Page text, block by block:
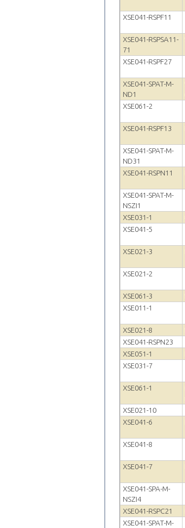
XSE041-RSPF11
XSE041-RSPSA11-
71
XSE041-RSPF27
XSE041-SPAT-M-
ND1
XSE061-2
XSE041-RSPF13
XSE041-SPAT-M-
ND31
XSE041-RSPN11
XSE041-SPAT-M-
NSZI1
XSE031-1
XSE041-5
XSE021-3
XSE021-2
XSE061-3
XSE011-1
XSE021-8
XSE041-RSPN23
XSE051-1
XSE031-7
XSE061-1
XSE021-10
XSE041-6
XSE041-8
XSE041-7
XSE041-SPA-M-
NSZI4
XSE041-RSPC21
XSE041-SPAT-M-